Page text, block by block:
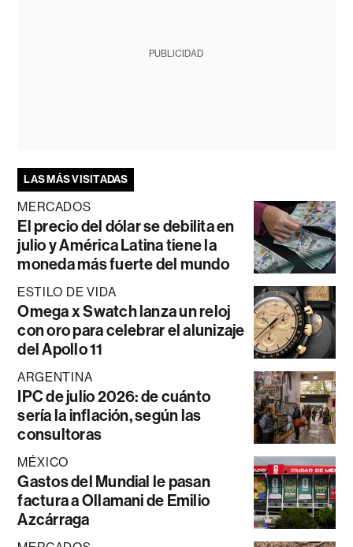
PUBLICIDAD
LAS MÁS VISITADAS
MERCADOS
El precio del dólar se debilita en
julio y América Latina tiene la
moneda más fuerte del mundo
ESTILO DE VIDA
Omega x Swatch lanza un reloj
con oro para celebrar el alunizaje
del Apollo 11
ARGENTINA
IPC de julio 2026: de cuánto
sería la inflación, según las
consultoras
MÉXICO
Gastos del Mundial le pasan
factura a Ollamani de Emilio
Azcárraga